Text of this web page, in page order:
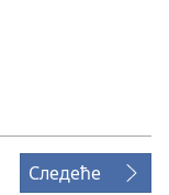
Следеће